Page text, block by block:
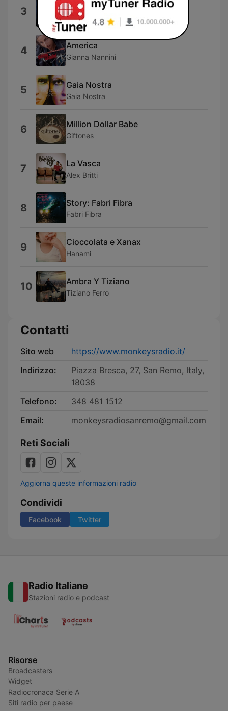
3 Tremi (feat. Aka 7even)
LDA
4 America
Gianna Nannini
5 Gaia Nostra
Gaia Nostra
6 Million Dollar Babe
Giftones
7 La Vasca
Alex Britti
8 Story: Fabri Fibra
Fabri Fibra
9 Cioccolata e Xanax
Hanami
10 Ambra Y Tiziano
Tiziano Ferro
Contatti
Sito web
https://www.monkeysradio.it/
Indirizzo:
Piazza Bresca, 27, San Remo, Italy,
18038
Telefono:
348 481 1512
Email:
monkeysradiosanremo@gmail.com
Reti Sociali
Aggiorna queste informazioni radio
Condividi
Facebook Twitter
Radio Italiane
Stazioni radio e podcast
Risorse
Broadcasters
Widget
Radiocronaca Serie A
Siti radio per paese